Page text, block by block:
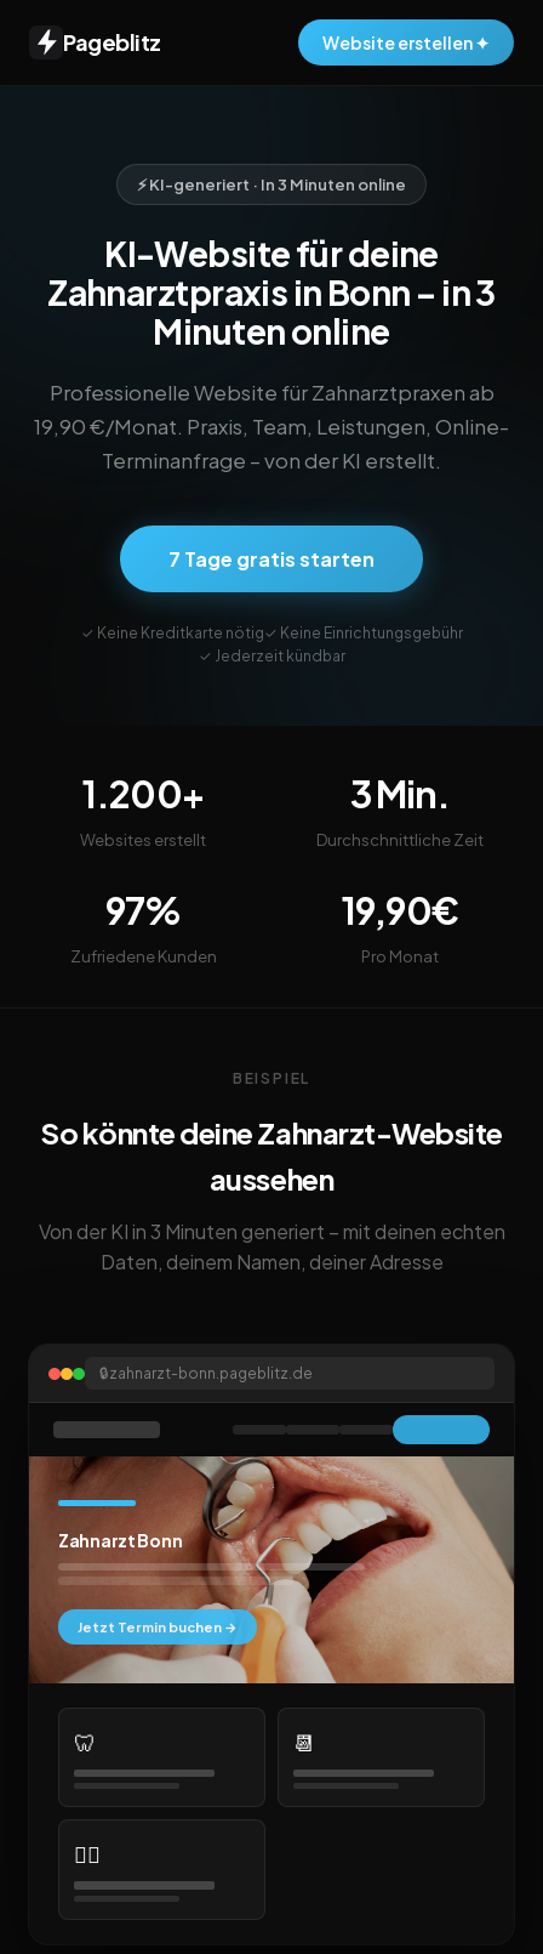
Pageblitz Website erstellen ✦
⚡ KI-generiert · In 3 Minuten online
KI-Website für deine
Zahnarztpraxis in Bonn – in 3
Minuten online
Professionelle Website für Zahnarztpraxen ab
19,90 €/Monat. Praxis, Team, Leistungen, Online-
Terminanfrage – von der KI erstellt.
7 Tage gratis starten
✓ Keine Kreditkarte nötig✓ Keine Einrichtungsgebühr
✓ Jederzeit kündbar
1.200+
Websites erstellt
3 Min.
Durchschnittliche Zeit
97%
Zufriedene Kunden
19,90€
Pro Monat
BEISPIEL
So könnte deine Zahnarzt-Website
aussehen
Von der KI in 3 Minuten generiert – mit deinen echten
Daten, deinem Namen, deiner Adresse
🔒zahnarzt-bonn.pageblitz.de
Zahnarzt Bonn
Jetzt Termin buchen →
🦷 📆
👨‍⚕️